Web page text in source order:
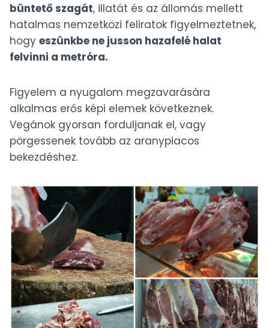
büntető szagát, illatát és az állomás mellett
hatalmas nemzetközi feliratok figyelmeztetnek,
hogy eszünkbe ne jusson hazafelé halat
felvinni a metróra.
Figyelem a nyugalom megzavarására
alkalmas erős képi elemek következnek.
Vegánok gyorsan forduljanak el, vagy
pörgessenek tovább az aranypiacos
bekezdéshez.